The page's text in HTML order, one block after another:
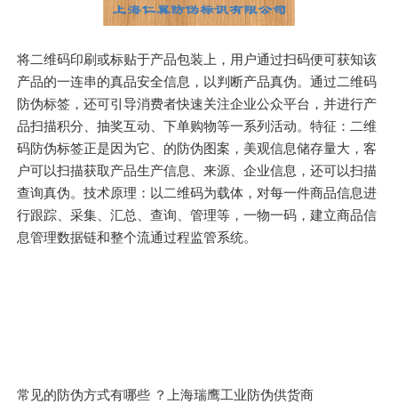
将二维码印刷或标贴于产品包装上，用户通过扫码便可获知该
产品的一连串的真品安全信息，以判断产品真伪。通过二维码
防伪标签，还可引导消费者快速关注企业公众平台，并进行产
品扫描积分、抽奖互动、下单购物等一系列活动。特征：二维
码防伪标签正是因为它、的防伪图案，美观信息储存量大，客
户可以扫描获取产品生产信息、来源、企业信息，还可以扫描
查询真伪。技术原理：以二维码为载体，对每一件商品信息进
行跟踪、采集、汇总、查询、管理等，一物一码，建立商品信
息管理数据链和整个流通过程监管系统。
常见的防伪方式有哪些 ？上海瑞鹰工业防伪供货商